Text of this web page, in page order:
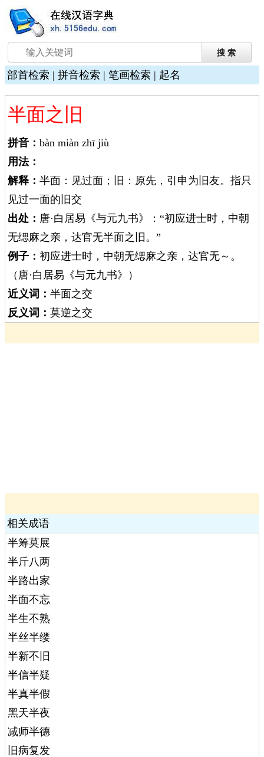
部首检索 | 拼音检索 | 笔画检索 | 起名
半面之旧
拼音： bàn miàn zhī jiù
用法：
解释： 半面：见过面；旧：原先，引申为旧友。指只
见过一面的旧交
出处： 唐·白居易《与元九书》：“初应进士时，中朝
无缌麻之亲，达官无半面之旧。”
例子： 初应进士时，中朝无缌麻之亲，达官无～。
（唐·白居易《与元九书》）
近义词： 半面之交
反义词： 莫逆之交
相关成语
半筹莫展
半斤八两
半路出家
半面不忘
半生不熟
半丝半缕
半新不旧
半信半疑
半真半假
黑天半夜
减师半德
旧病复发